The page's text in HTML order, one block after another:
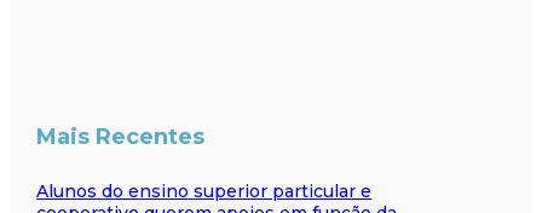
Mais Recentes
Alunos do ensino superior particular e